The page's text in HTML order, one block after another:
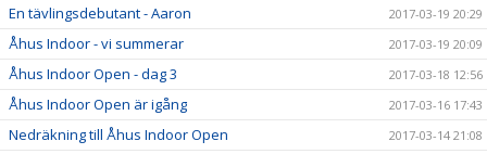
En tävlingsdebutant - Aaron 2017-03-19 20:29
Åhus Indoor - vi summerar 2017-03-19 20:09
Åhus Indoor Open - dag 3 2017-03-18 12:56
Åhus Indoor Open är igång 2017-03-16 17:43
Nedräkning till Åhus Indoor Open 2017-03-14 21:08